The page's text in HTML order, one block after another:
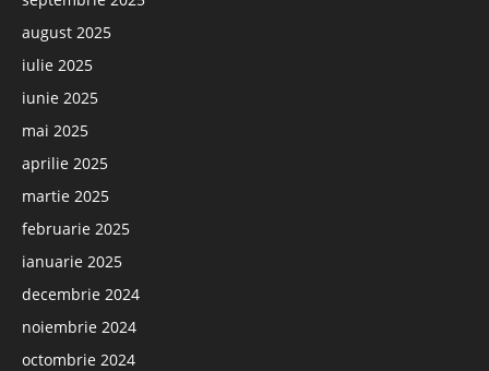
august 2025
iulie 2025
iunie 2025
mai 2025
aprilie 2025
martie 2025
februarie 2025
ianuarie 2025
decembrie 2024
noiembrie 2024
octombrie 2024